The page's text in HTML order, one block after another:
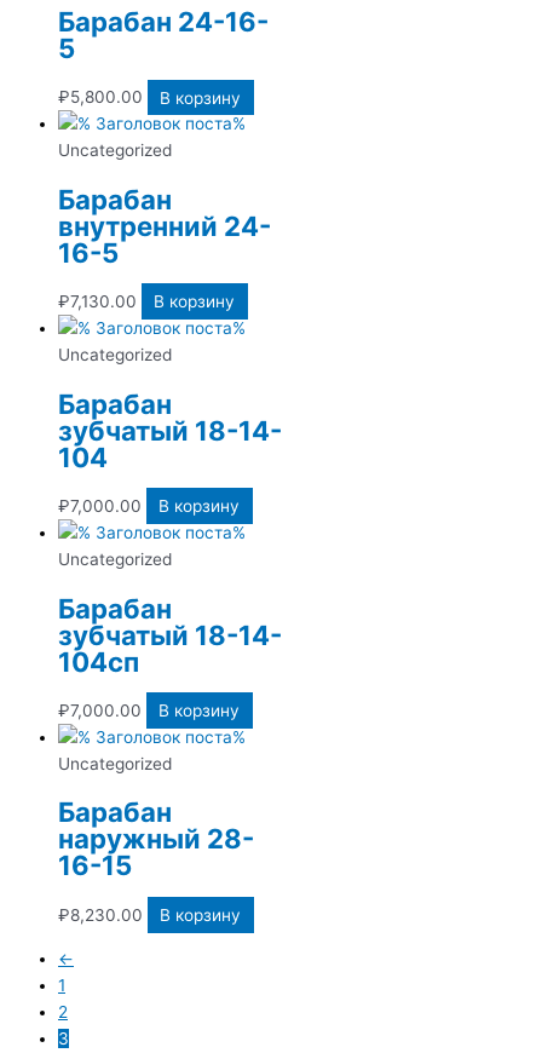
Барабан 24-16-
5
₽5,800.00 В корзину
Uncategorized
Барабан
внутренний 24-
16-5
₽7,130.00 В корзину
Uncategorized
Барабан
зубчатый 18-14-
104
₽7,000.00 В корзину
Uncategorized
Барабан
зубчатый 18-14-
104сп
₽7,000.00 В корзину
Uncategorized
Барабан
наружный 28-
16-15
₽8,230.00 В корзину
←
1
2
3